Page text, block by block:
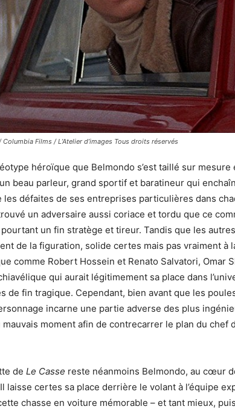
Films / L’Atelier d’images Tous droits réservés
héroïque que Belmondo s’est taillé sur
un beau parleur, grand sportif et baratineur qui
les défaites de ses entreprises particulières dans
un adversaire aussi coriace et tordu que ce
un fin stratège et tireur. Tandis que les
de la figuration, solide certes mais pas vraiment à
comme Robert Hossein et Renato Salvatori, Omar
qui aurait légitimement sa place dans
de fin tragique. Cependant, bien avant que les
incarne une partie adverse des plus
moment afin de contrecarrer le plan du chef
de Le Casse reste néanmoins Belmondo, au cœur
laisse certes sa place derrière le volant à l’équipe
chasse en voiture mémorable – et tant mieux,